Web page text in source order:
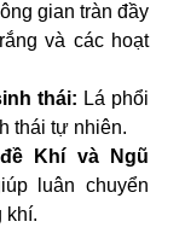
gian tràn đầy
và các hoạt
thái: Lá phổi
thái tự nhiên.
Khí và Ngũ
luân chuyển
khí.